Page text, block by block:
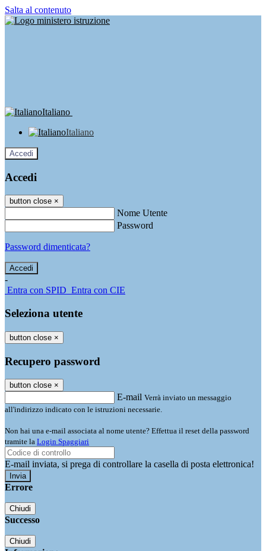
Salta al contenuto
Italiano
Italiano
Accedi
Accedi
button close ×
Nome Utente
Password
Password dimenticata?
-
Entra con SPID Entra con CIE
Seleziona utente
button close ×
Recupero password
button close ×
E-mail Verrà inviato un messaggio
all'indirizzo indicato con le istruzioni necessarie.
Non hai una e-mail associata al nome utente? Effettua il reset della password
tramite la Login Spaggiari
E-mail inviata, si prega di controllare la casella di posta elettronica!
Errore
Chiudi
Successo
Chiudi